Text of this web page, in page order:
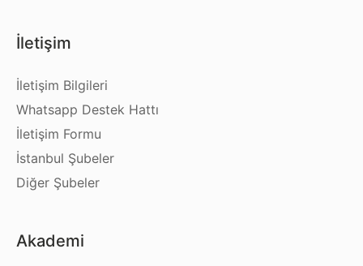
İletişim
İletişim Bilgileri
Whatsapp Destek Hattı
İletişim Formu
İstanbul Şubeler
Diğer Şubeler
Akademi